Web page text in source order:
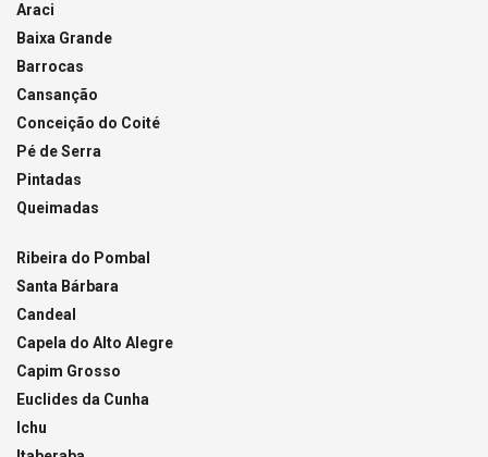
Araci
Baixa Grande
Barrocas
Cansanção
Conceição do Coité
Pé de Serra
Pintadas
Queimadas
Ribeira do Pombal
Santa Bárbara
Candeal
Capela do Alto Alegre
Capim Grosso
Euclides da Cunha
Ichu